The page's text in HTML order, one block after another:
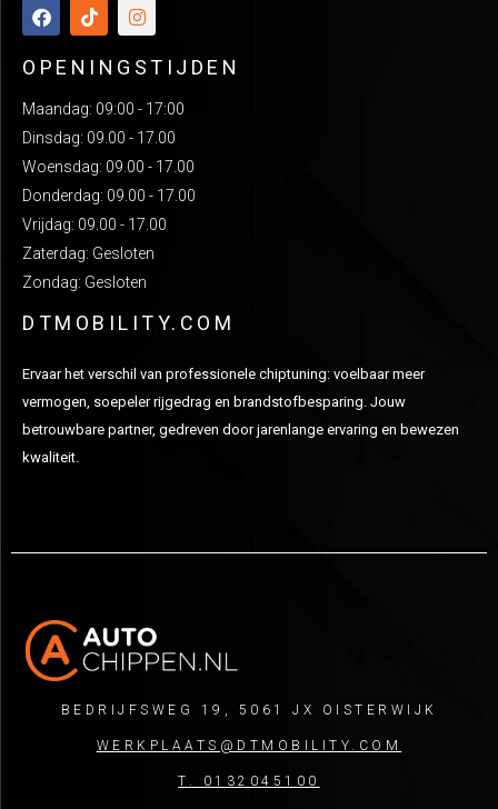
OPENINGSTIJDEN
Maandag: 09:00 - 17:00
Dinsdag: 09.00 - 17.00
Woensdag: 09.00 - 17.00
Donderdag: 09.00 - 17.00
Vrijdag: 09.00 - 17.00
Zaterdag: Gesloten
Zondag: Gesloten
DTMOBILITY.COM
Ervaar het verschil van professionele chiptuning: voelbaar meer
vermogen, soepeler rijgedrag en brandstofbesparing. Jouw
betrouwbare partner, gedreven door jarenlange ervaring en bewezen
kwaliteit.
BEDRIJFSWEG 19, 5061 JX OISTERWIJK
WERKPLAATS@DTMOBILITY.COM
T. 0132045100